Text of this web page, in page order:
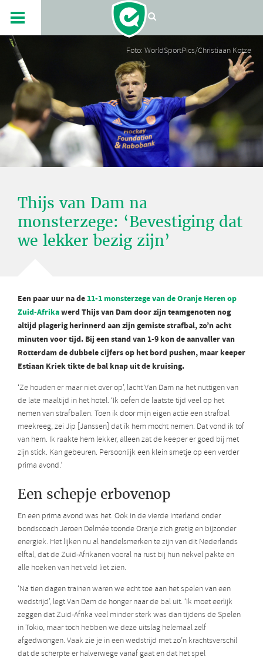
Foto: WorldSportPics/Christiaan Kotze
Thijs van Dam na
monsterzege: ‘Bevestiging dat
we lekker bezig zijn’
Een paar uur na de 11-1 monsterzege van de Oranje Heren op
Zuid-Afrikawerd Thijs van Dam door zijn teamgenoten nog
altijd plagerig herinnerd aan zijn gemiste strafbal, zo’n acht
minuten voor tijd. Bij een stand van 1-9 kon de aanvaller van
Rotterdam de dubbele cijfers op het bord pushen, maar keeper
Estiaan Kriek tikte de bal knap uit de kruising.
‘Ze houden er maar niet over op’, lacht Van Dam na het nuttigen van
de late maaltijd in het hotel. ‘Ik oefen de laatste tijd veel op het
nemen van strafballen. Toen ik door mijn eigen actie een strafbal
meekreeg, zei Jip [Janssen] dat ík hem mocht nemen. Dat vond ik tof
van hem. Ik raakte hem lekker, alleen zat de keeper er goed bij met
zijn stick. Kan gebeuren. Persoonlijk een klein smetje op een verder
prima avond.’
Een schepje erbovenop
En een prima avond was het. Ook in de vierde interland onder
bondscoach Jeroen Delmée toonde Oranje zich gretig en bijzonder
energiek. Het lijken nu al handelsmerken te zijn van dit Nederlands
elftal, dat de Zuid-Afrikanen vooral na rust bij hun nekvel pakte en
alle hoeken van het veld liet zien.
‘Na tien dagen trainen waren we echt toe aan het spelen van een
wedstrijd’, legt Van Dam de honger naar de bal uit. ‘Ik moet eerlijk
zeggen dat Zuid-Afrika veel minder sterk was dan tijdens de Spelen
in Tokio, maar toch hebben we deze uitslag helemaal zelf
afgedwongen. Vaak zie je in een wedstrijd met zo’n krachtsverschil
dat de scherpte er halverwege vanaf gaat en dat het spel